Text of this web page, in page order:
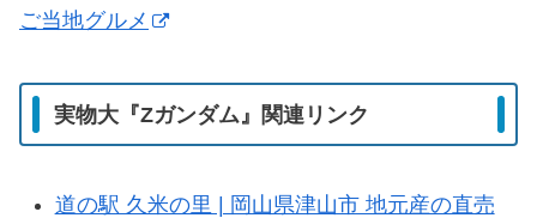
ご当地グルメ
実物大『Zガンダム』関連リンク
道の駅 久米の里 | 岡山県津山市 地元産の直売